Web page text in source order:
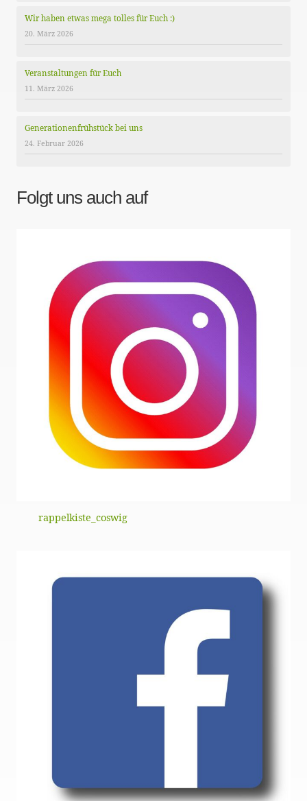
Wir haben etwas mega tolles für Euch :)
20. März 2026
Veranstaltungen für Euch
11. März 2026
Generationenfrühstück bei uns
24. Februar 2026
Folgt uns auch auf
rappelkiste_coswig